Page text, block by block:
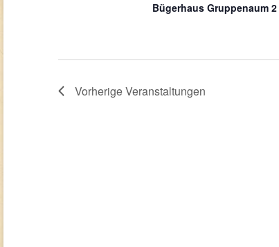
Bügerhaus Gruppenaum 2
VorherigeVeranstaltungen